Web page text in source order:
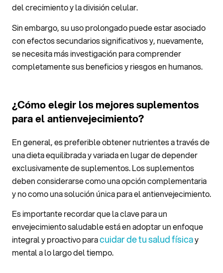
del crecimiento y la división celular.
Sin embargo, su uso prolongado puede estar asociado
con efectos secundarios significativos y, nuevamente,
se necesita más investigación para comprender
completamente sus beneficios y riesgos en humanos.
¿Cómo elegir los mejores suplementos
para el antienvejecimiento?
En general, es preferible obtener nutrientes a través de
una dieta equilibrada y variada en lugar de depender
exclusivamente de suplementos. Los suplementos
deben considerarse como una opción complementaria
y no como una solución única para el antienvejecimiento.
Es importante recordar que la clave para un
envejecimiento saludable está en adoptar un enfoque
integral y proactivo paracuidar de tu salud físicay
mental a lo largo del tiempo.